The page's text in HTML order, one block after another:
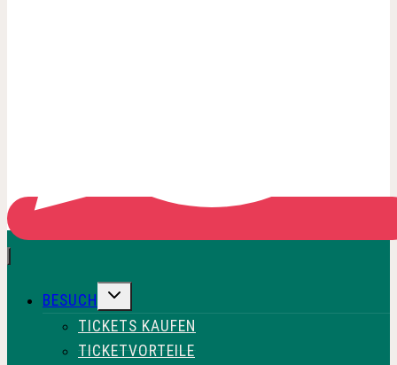
BESUCH
UNTERMENÜ
UMSCHALTEN
TICKETS KAUFEN
TICKETVORTEILE